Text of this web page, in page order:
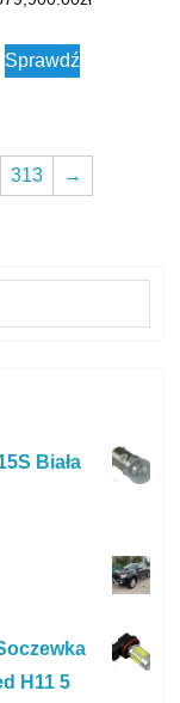
Sprawdź
313 →
Biała
H11 5